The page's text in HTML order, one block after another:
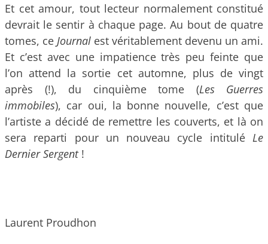
Et cet amour, tout lecteur normalement constitué
devrait le sentir à chaque page. Au bout de quatre
tomes, ce Journal est véritablement devenu un ami.
Et c’est avec une impatience très peu feinte que
l’on attend la sortie cet automne, plus de vingt
après (!), du cinquième tome (Les Guerres
immobiles), car oui, la bonne nouvelle, c’est que
l’artiste a décidé de remettre les couverts, et là on
sera reparti pour un nouveau cycle intitulé Le
Dernier Sergent !
Laurent Proudhon